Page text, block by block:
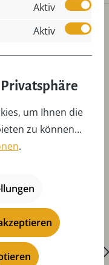
Aktiv
Aktiv
um Ihnen die
zu können...
.